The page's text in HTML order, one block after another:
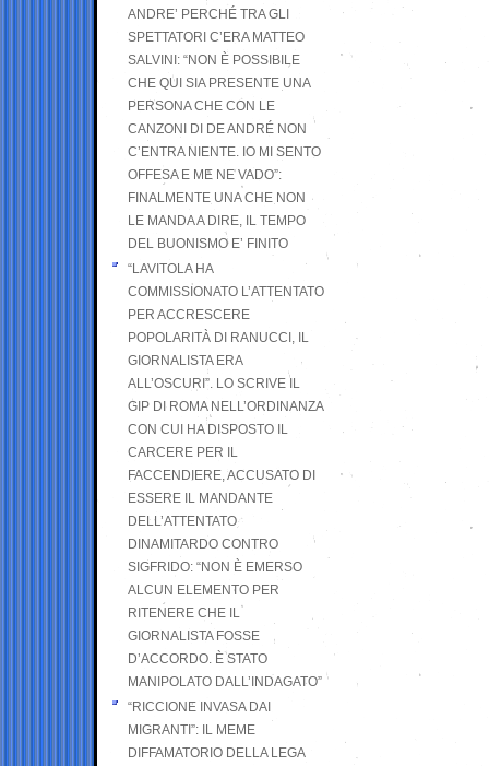
ANDRE’ PERCHÉ TRA GLI
SPETTATORI C’ERA MATTEO
SALVINI: “NON È POSSIBILE
CHE QUI SIA PRESENTE UNA
PERSONA CHE CON LE
CANZONI DI DE ANDRÉ NON
C’ENTRA NIENTE. IO MI SENTO
OFFESA E ME NE VADO”:
FINALMENTE UNA CHE NON
LE MANDA A DIRE, IL TEMPO
DEL BUONISMO E’ FINITO
“LAVITOLA HA
COMMISSIONATO L’ATTENTATO
PER ACCRESCERE
POPOLARITÀ DI RANUCCI, IL
GIORNALISTA ERA
ALL’OSCURI”. LO SCRIVE IL
GIP DI ROMA NELL’ORDINANZA
CON CUI HA DISPOSTO IL
CARCERE PER IL
FACCENDIERE, ACCUSATO DI
ESSERE IL MANDANTE
DELL’ATTENTATO
DINAMITARDO CONTRO
SIGFRIDO: “NON È EMERSO
ALCUN ELEMENTO PER
RITENERE CHE IL
GIORNALISTA FOSSE
D’ACCORDO. È STATO
MANIPOLATO DALL’INDAGATO”
“RICCIONE INVASA DAI
MIGRANTI”: IL MEME
DIFFAMATORIO DELLA LEGA